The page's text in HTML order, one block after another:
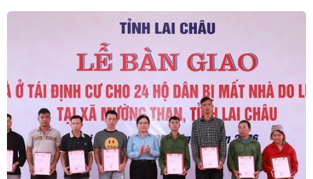
Xung đột Hamas-Israel: Israel chưa
chấp thuận kế hoạch về Dải Gaza
Mỹ dỡ bỏ lệnh trừng phạt đối với
hãng hàng không Iraq
06/08/2026 03:34